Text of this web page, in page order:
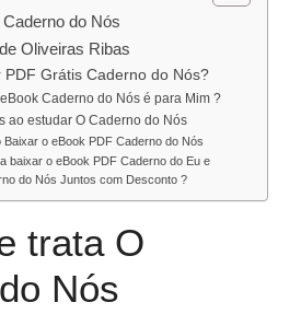
do Nós
Oliveiras Ribas
PDF Grátis Caderno do Nós?
Caderno do Nós é para Mim ?
ao estudar O Caderno do Nós
Baixar o eBook PDF Caderno do Nós
baixar o eBook PDF Caderno do Eu e
do Nós Juntos com Desconto ?
trata O
Nós